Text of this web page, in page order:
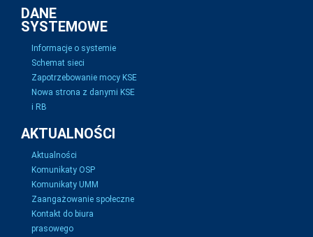
DANE
SYSTEMOWE
Informacje o systemie
Schemat sieci
Zapotrzebowanie mocy KSE
Nowa strona z danymi KSE
i RB
AKTUALNOŚCI
Aktualności
Komunikaty OSP
Komunikaty UMM
Zaangażowanie społeczne
Kontakt do biura
prasowego